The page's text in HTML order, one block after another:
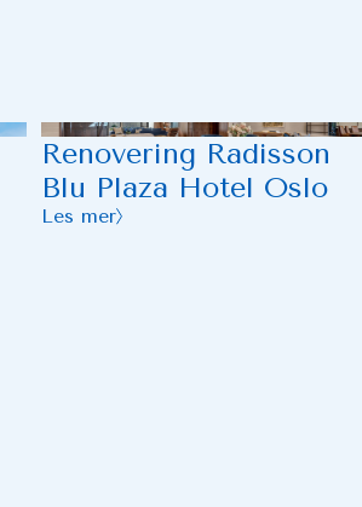
Renovering Radisson
Blu Plaza Hotel Oslo
Les mer